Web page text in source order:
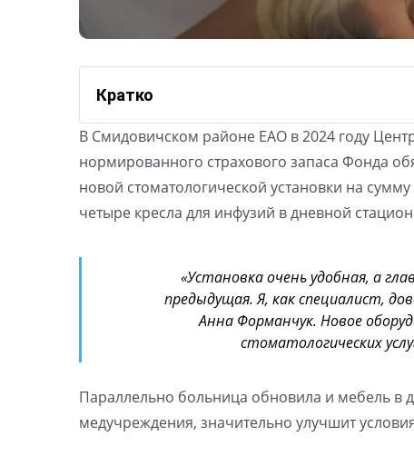
Кратко
В Смидовичском районе ЕАО в 2024 году
нормированного страхового запаса Фонда
новой стоматологической установки на
четыре кресла для инфузий в дневной
«Установка очень удобная, а
предыдущая. Я, как специалист,
Анна Форманчук. Новое
стоматологических
Параллельно больница обновила и мебель в
медучреждения, значительно улучшит